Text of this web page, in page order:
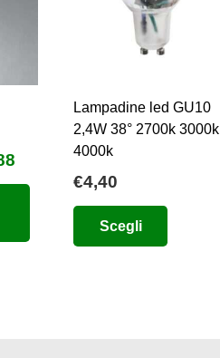
prezzo
Lampadine led GU10
2,4W 38° 2700k 3000k
4000k
€4,40
Scegli